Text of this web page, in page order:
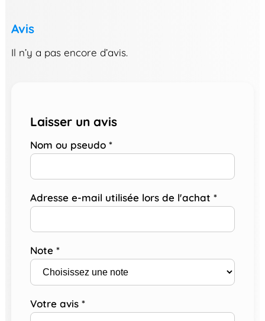
Avis
Il n’y a pas encore d’avis.
Laisser un avis
Nom ou pseudo *
Adresse e-mail utilisée lors de l'achat *
Note *
Votre avis *